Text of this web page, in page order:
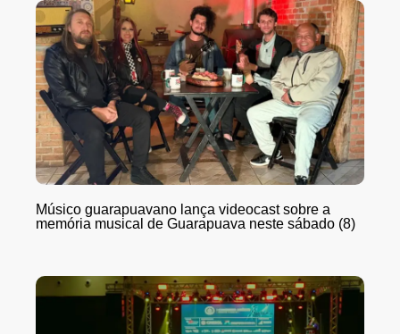
Músico guarapuavano lança videocast sobre a
memória musical de Guarapuava neste sábado (8)